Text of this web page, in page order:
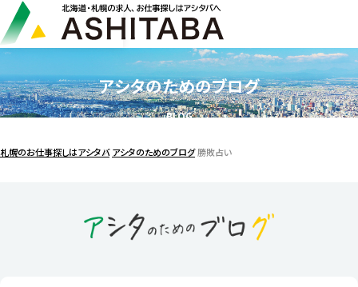
アシタのためのブログ
BLOG
札幌のお仕事探しはアシタバ アシタのためのブログ勝敗占い